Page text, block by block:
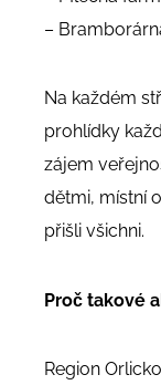
–
Na každém
prohlídky
zájem
dětmi, místní
přišli všichni.
Proč takové
Region